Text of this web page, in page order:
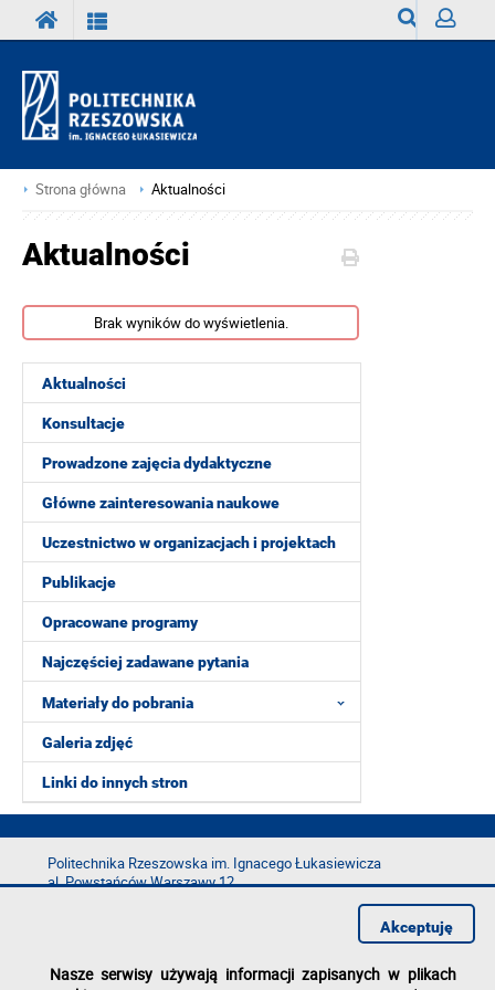
Strona główna Aktualności
Aktualności
Konsultacje
Prowadzone zajęcia dydaktyczne
Główne zainteresowania naukowe
Uczestnictwo w organizacjach i projektach
Publikacje
Opracowane programy
Najczęściej zadawane pytania
Materiały do pobrania
Galeria zdjęć
Linki do innych stron
Aktualności
Brak wyników do wyświetlenia.
Politechnika Rzeszowska im. Ignacego Łukasiewicza
al. Powstańców Warszawy 12
e-mail:kancelaria@prz.edu.pl
Nasze serwisy używają informacji zapisanych w plikach
Akceptuję